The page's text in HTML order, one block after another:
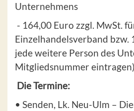
Unternehmens
- 164,00 Euro zzgl. MwSt.
Einzelhandelsverband bzw.
jede weitere Person des
Mitgliedsnummer
Die Termine:
• Senden, Lk. Neu-Ulm –